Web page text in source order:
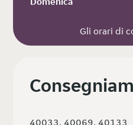
Gli orari di
40033, 40069, 40133